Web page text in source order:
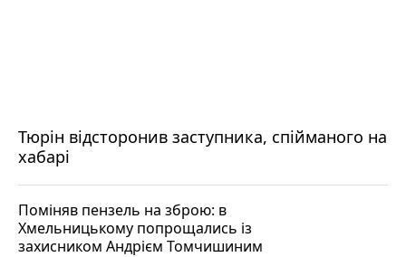
Тюрін відсторонив заступника, спійманого на
хабарі
Поміняв пензель на зброю: в
Хмельницькому попрощались із
захисником Андрієм Томчишиним